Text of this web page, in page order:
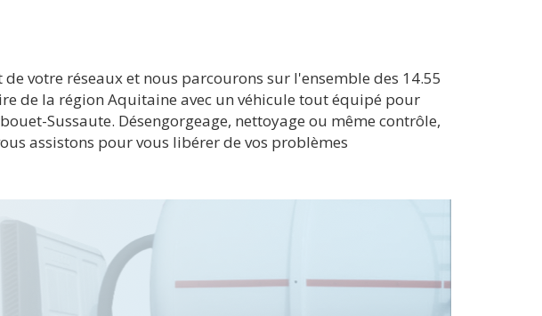
votre réseaux et nous parcourons sur l'ensemble des 14.55
de la région Aquitaine avec un véhicule tout équipé pour
Sussaute. Désengorgeage, nettoyage ou même contrôle,
assistons pour vous libérer de vos problèmes